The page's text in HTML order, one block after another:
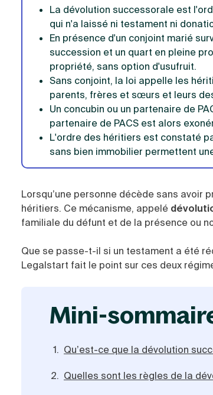
La dévolution successorale est
qui n'a laissé ni testament ni
En présence d'un conjoint marié
succession et un quart en pleine
propriété, sans option d'usufruit.
Sans conjoint, la loi appelle les
parents, frères et sœurs et leurs
Un concubin ou un partenaire de
partenaire de PACS est alors
L'ordre des héritiers est constaté
sans bien immobilier permettent
Lorsqu’une personne décède sans avoir
héritiers. Ce mécanisme, appelé
familiale du défunt et de la présence ou
Que se passe-t-il si un testament a été
Legalstart fait le point sur ces deux
mini-
Qu’est-ce que la dévolution
Quelles sont les règles de la